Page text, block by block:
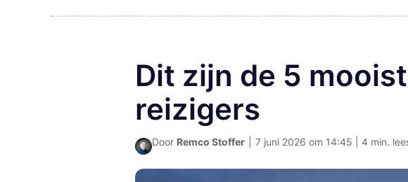
Dit zijn de 5
reizigers
Door Remco Stoffer 7 juni 2026 om 14:45 | 4 min.